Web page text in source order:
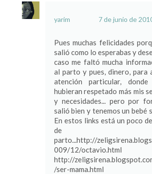
yarim 7 de junio de
Pues muchas felicidades
salió como lo esperabas y
caso me faltó mucha
al parto y pues, dinero, para
atención particular,
hubieran respetado más mis
y necesidades... pero por
salió bien y tenemos un bebé
En estos links está un poco
de
parto...http://
009/12/
http://
/ser-mama.html